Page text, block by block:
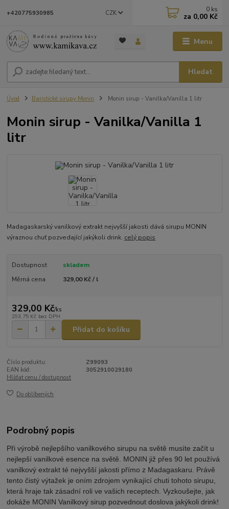
Menu
CZK
Hledat
+420775930985 0 ks
za 0,00 Kč
Úvod Baristické sirupy Monin Monin sirup - Vanilka/Vanilla 1 litr
Monin sirup - Vanilka/Vanilla 1
litr
Madagaskarský vanilkový extrakt nejvyšší jakosti dává sirupu MONIN
výraznou chuť pozvedající jakýkoli drink. celý popis
Dostupnost
skladem
Měrná cena
329,00 Kč / l
329,00 Kč/ks
293,75 Kč bez DPH
Přidat do košíku
Číslo produktu:
Z99093
EAN kód:
3052910029180
Hlídat cenu / dostupnost
Do oblíbených
Podrobný popis
Při výrobě nejlepšího vanilkového sirupu na světě musíte začít u
nejlepší vanilkové esence na světě. MONIN již přes 90 let používá
vanilkový extrakt té nejvyšší jakosti přímo z Madagaskaru. Právě
tento čistý výtažek je oním zdrojem vynikající chuti tohoto sirupu,
která hraje tak zásadní roli ve vašich receptech. Vyzkoušejte, jak
dokáže MONIN Vanilkový sirup pozvednout doslova jakýkoli drink!